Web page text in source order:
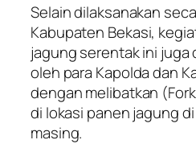
Selain dilaksanakan
Kabupaten Bekasi,
jagung serentak ini juga
oleh para Kapolda dan
dengan melibatkan
di lokasi panen jagung
masing.